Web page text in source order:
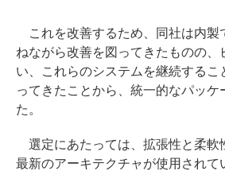
これを改善するため、同社は内製
ねながら改善を図ってきたものの、
い、これらのシステムを継続するこ
ってきたことから、統一的なパッケ
た。
選定にあたっては、拡張性と柔軟
最新のアーキテクチャが使用されて